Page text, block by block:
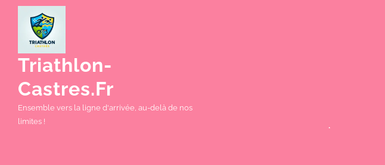
Triathlon-
Castres.fr
Ensemble vers la ligne d'arrivée, au-delà de nos
limites !